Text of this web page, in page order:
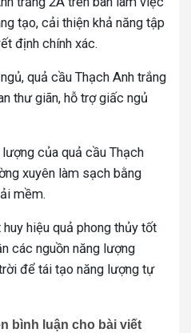
tạo, cải thiện khả năng tập
định chính xác.
quả cầu Thạch Anh trắng
thư giãn, hỗ trợ giấc ngủ
của quả cầu Thạch
xuyên làm sạch bằng
mềm.
hiệu quả phong thủy tốt
các nguồn năng lượng
để tái tạo năng lượng tự
bình luận cho bài viết